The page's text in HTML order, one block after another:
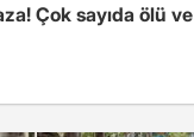
Çok sayıda ölü ve